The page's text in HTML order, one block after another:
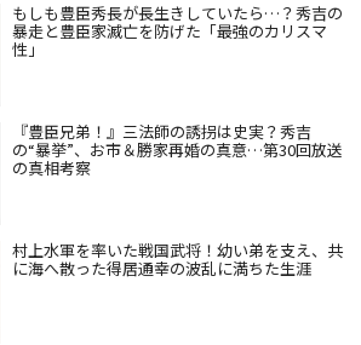
もしも豊臣秀長が長生きしていたら…？秀吉の
暴走と豊臣家滅亡を防げた「最強のカリスマ
性」
『豊臣兄弟！』三法師の誘拐は史実？秀吉
の“暴挙”、お市＆勝家再婚の真意…第30回放送
の真相考察
村上水軍を率いた戦国武将！幼い弟を支え、共
に海へ散った得居通幸の波乱に満ちた生涯